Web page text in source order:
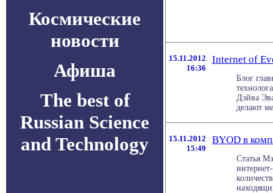
Космические
новости
Афиша
The best of
Russian Science
and Technology
15.11.2012
16:36
Internet of
Блог
Дэйва
делают
15.11.2012
15:49
BYOD в
Статья